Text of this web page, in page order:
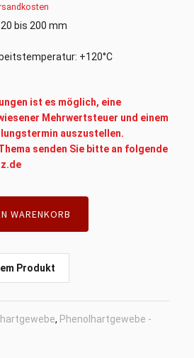
bis 200 mm
+120°C
ist es möglich, eine
Mehrwertsteuer und einem
auszustellen.
senden Sie bitte an folgende
WARENKORB
Produkt
, Phenolhartgewebe -